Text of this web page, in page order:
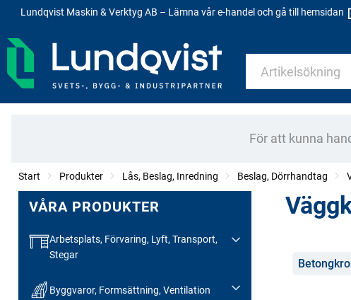
Lundqvist Maskin & Verktyg AB – Lämna vår e-handel och gå till hemsidan
För att kunna
Start Produkter Lås, Beslag, Inredning Beslag, Dörrhandtag
VÅRA PRODUKTER
Arbetsplats, Förvaring, Lyft, Transport,
Stegar
Byggvaror, Formsättning, Ventilation
Kategorier